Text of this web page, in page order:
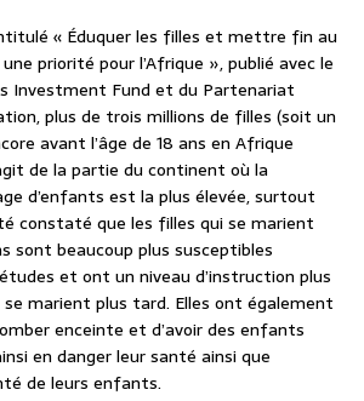
« Éduquer les filles et mettre fin au
priorité pour l’Afrique », publié avec le
Investment Fund et du Partenariat
plus de trois millions de filles (soit un
avant l’âge de 18 ans en Afrique
de la partie du continent où la
d’enfants est la plus élevée, surtout
constaté que les filles qui se marient
sont beaucoup plus susceptibles
et ont un niveau d’instruction plus
marient plus tard. Elles ont également
enceinte et d’avoir des enfants
en danger leur santé ainsi que
de leurs enfants.